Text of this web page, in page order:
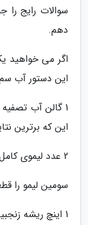
سوالات رایج را
دهم.
اگر می خواهید
این دستور آب سم
1 گالن آب
این که برترین
2 عدد لیموی کامل را آب گیری کنید و به آب اضافه کنید
سومین لیمو را
1 اینچ ریشه زنجبیل تازه را ریز ریز کنید (پوست کنده)